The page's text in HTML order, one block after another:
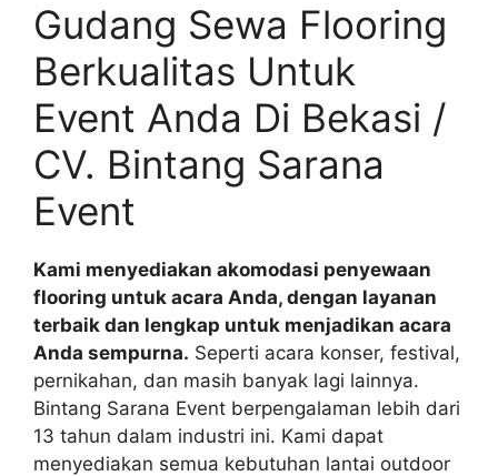
Gudang Sewa Flooring
Berkualitas Untuk
Event Anda Di Bekasi /
CV. Bintang Sarana
Event
Kami menyediakan akomodasi penyewaan
flooring untuk acara Anda, dengan layanan
terbaik dan lengkap untuk menjadikan acara
Anda sempurna. Seperti acara konser, festival,
pernikahan, dan masih banyak lagi lainnya.
Bintang Sarana Event berpengalaman lebih dari
13 tahun dalam industri ini. Kami dapat
menyediakan semua kebutuhan lantai outdoor